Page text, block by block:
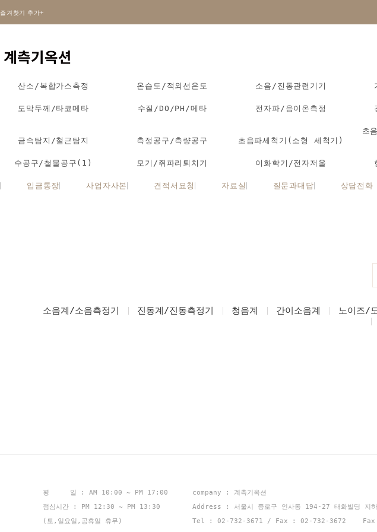
즐겨찾기 추가+
산소/복합가스측정 온습도/적외선온도 소음/진동관련기기
도막두께/타코메타 수질/DO/PH/메타 전자파/음이온측정
금속탐지/철근탐지 측정공구/측량공구 초음파세척기(소형 세척기)
초
수공구/철물공구(1) 모기/쥐파리퇴치기 이화학기/전자저울
입금통장 사업자사본 견적서요청 자료실 질문과대답 상담전
소음계/소음측정기 진동계/진동측정기 청음계 간이소음계 노이즈/
평 일 : AM 10:00 ~ PM 17:00
점심시간 : PM 12:30 ~ PM 13:30
(토,일요일,공휴일 휴무)
company : 계측기옥션
Address : 서울시 종로구 인사동 194-27 태화빌딩 지하
Tel : 02-732-3671 / Fax : 02-732-3672